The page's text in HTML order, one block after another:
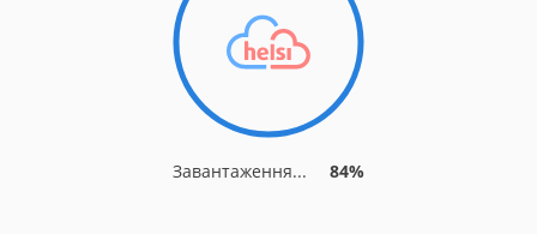
Завантаження... 84%